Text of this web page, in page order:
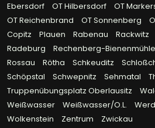
Ebersdorf
OT Hilbersdorf OT
OT Reichenbrand
OT Sonnenberg
Copitz
Plauen Rabenau Rackwitz
Radeburg
Rechenberg-Bienenmühle
Rossau
Rötha Schkeuditz
Schöpstal
Schwepnitz Sehmatal
Truppenübungsplatz Oberlausitz
Weißwasser
Weißwasser/O.L.
Wolkenstein
Zentrum Zwickau